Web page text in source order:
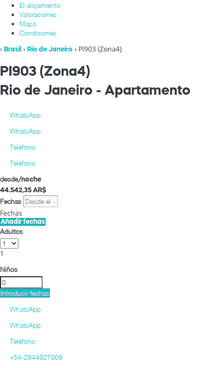
El alojamiento
Valoraciones
Mapa
Condiciones
› Brasil › Rio de Janeiro › PI903 (Zona4)
PI903 (Zona4)
Rio de Janeiro - Apartamento
WhatsApp
WhatsApp
Teléfono
Teléfono
desde/noche
44.542,35 AR$
Fechas
Fechas
Añadir fechas
Adultos
1
Niños
Introducir fechas
WhatsApp
WhatsApp
Teléfono
+54-2944927009